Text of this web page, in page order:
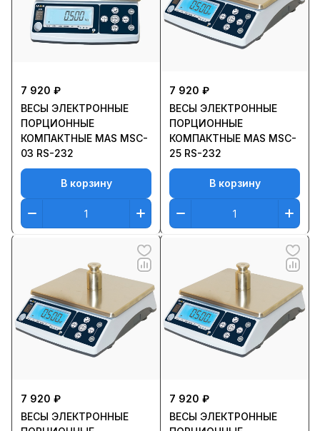
7 920 ₽
ВЕСЫ ЭЛЕКТРОННЫЕ
ПОРЦИОННЫЕ
КОМПАКТНЫЕ MAS MSC-
03 RS-232
В корзину
7 920 ₽
ВЕСЫ ЭЛЕКТРОННЫЕ
ПОРЦИОННЫЕ
КОМПАКТНЫЕ MAS MSC-
25 RS-232
В корзину
7 920 ₽
ВЕСЫ ЭЛЕКТРОННЫЕ
7 920 ₽
ВЕСЫ ЭЛЕКТРОННЫЕ